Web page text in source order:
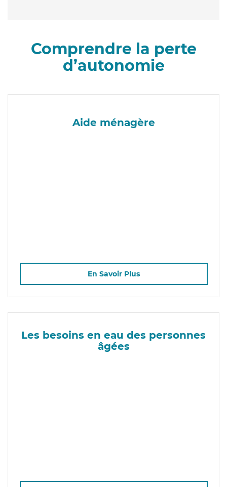
Comprendre la perte
d’autonomie
Aide ménagère
En Savoir Plus
Les besoins en eau des personnes
âgées